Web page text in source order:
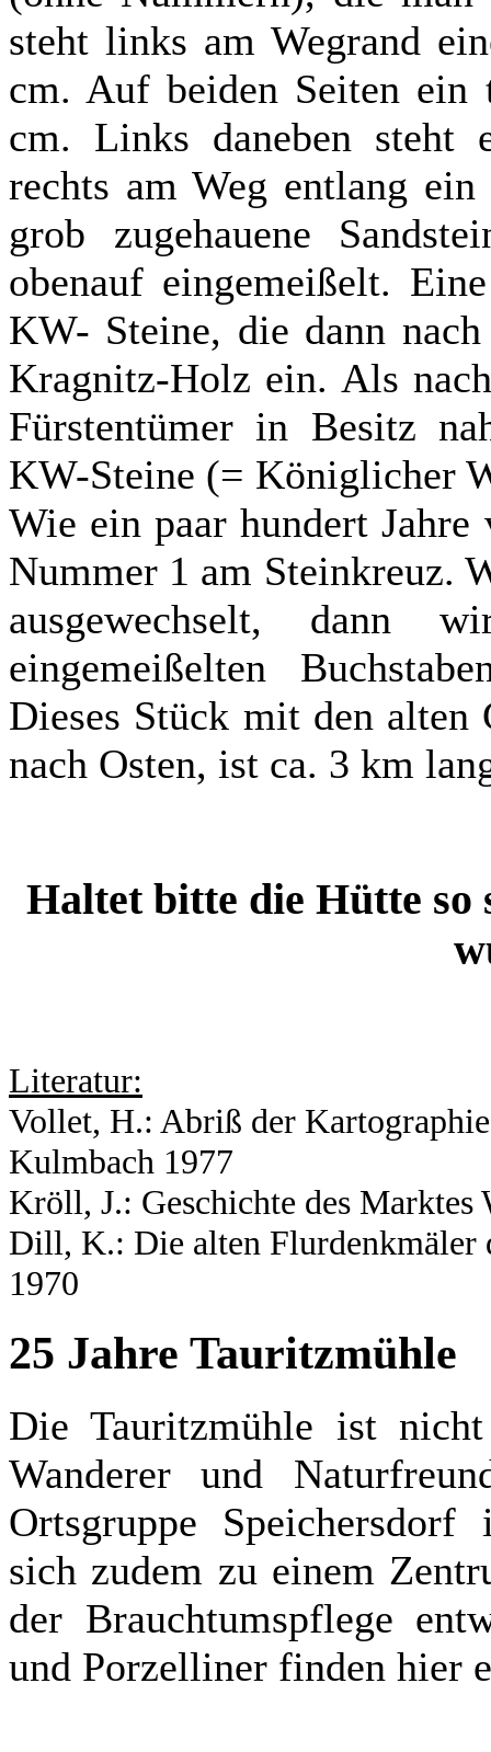
steht links am Wegrand
cm. Auf beiden Seiten
cm. Links daneben
rechts am Weg entlang
grob zugehauene
obenauf eingemeißelt.
KW- Steine, die dann
Kragnitz-Holz ein. Als
Fürstentümer in Besitz
KW-Steine (= Königlicher
Wie ein paar hundert
Nummer 1 am Steinkreuz.
ausgewechselt, dann
eingemeißelten
Dieses Stück mit den alten
nach Osten, ist ca. 3 km
Haltet bitte die Hütte so
Literatur:
Vollet, H.: Abriß der
Kulmbach 1977
Kröll, J.: Geschichte des Marktes
Dill, K.: Die alten Flurdenkmäler
1970
25 Jahre Tauritzmühle
Die Tauritzmühle ist
Wanderer und
Ortsgruppe
sich zudem zu einem
der Brauchtumspflege
und Porzelliner finden hier